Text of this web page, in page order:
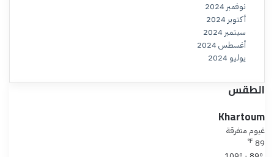
نوفمبر 2024
أكتوبر 2024
سبتمبر 2024
أغسطس 2024
يوليو 2024
الطقس
Khartoum
غيوم متفرقة
89
℉